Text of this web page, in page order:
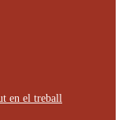
en el treball